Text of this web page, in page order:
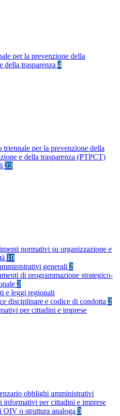
per la prevenzione della
della trasparenza 4
triennale per la prevenzione della
e della trasparenza (PTPCT)
22
normativi su organizzazione e
10
generali 2
di programmazione strategico-
2
e leggi regionali
disciplinare e codice di condotta 2
per cittadini e imprese
obblighi amministrativi
informativi per cittadini e imprese
OIV o struttura analoga 3